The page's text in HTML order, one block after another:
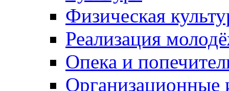
Физическая
Реализация
Опека и